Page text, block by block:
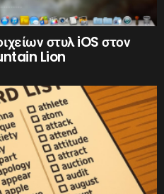
στυλ iOS στον
Lion